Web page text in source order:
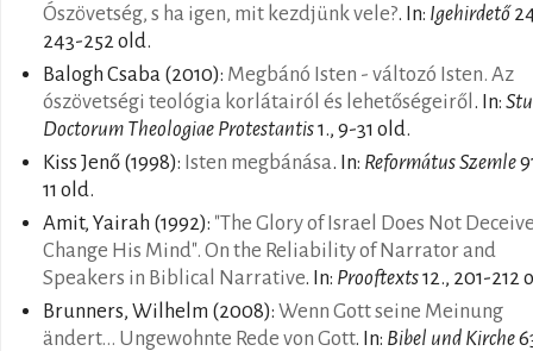
Ószövetség, s ha igen, mit kezdjünk vele?. In: Igehirdető
243-252 old.
Balogh Csaba (2010): Megbánó Isten - változó Isten. Az
ószövetségi teológia korlátairól és lehetőségeiről . In:
Doctorum Theologiae Protestantis1., 9-31 old.
Kiss Jenő (1998): Isten megbánása. In: Református Szemle
11 old.
Amit, Yairah (1992): "The Glory of Israel Does Not
Change His Mind". On the Reliability of Narrator and
Speakers in Biblical Narrative. In: Prooftexts12., 201-212
Brunners, Wilhelm (2008): Wenn Gott seine Meinung
ändert... Ungewohnte Rede von Gott. In: Bibel und Kirche